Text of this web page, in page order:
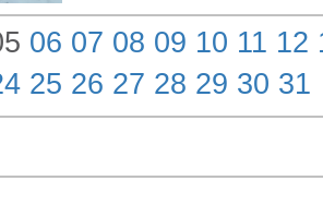
06 07 08 09 10 11 12
25 26 27 28 29 30 31